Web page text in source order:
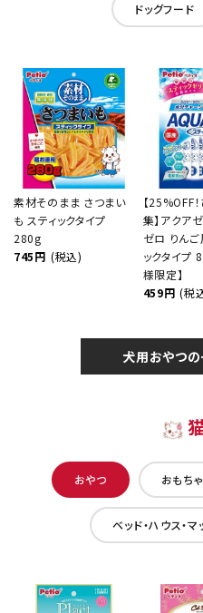
ドッグフード
素材そのまま さつまい
も スティックタイプ
280g
745円 (税込)
【25%OFF
集】アクア
ゼロ りんご
ックタイプ
様限定】
459円 (税
犬用おやつ
おやつ おもちゃ
ベッド・ハウス・マ